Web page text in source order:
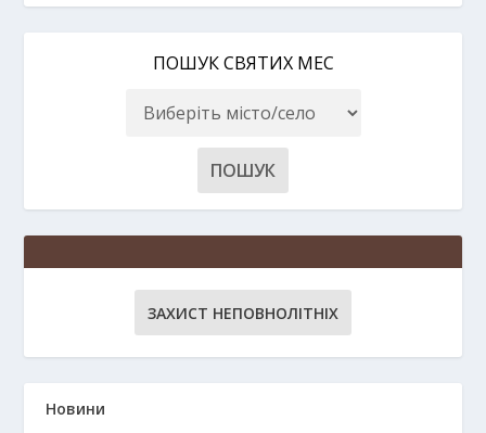
ПОШУК СВЯТИХ МЕС
ЗАХИСТ НЕПОВНОЛІТНІХ
Новини